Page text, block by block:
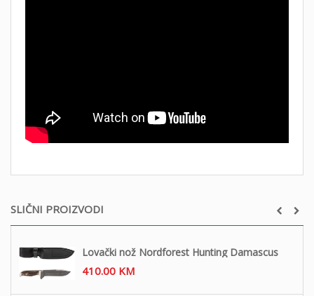
SLIČNI PROIZVODI
Lovački nož Nordforest Hunting Damascus
410.00 KM